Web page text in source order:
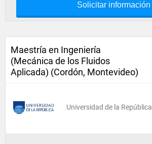
Solicitar información
Maestría en Ingeniería
(Mecánica de los Fluidos
Aplicada) (Cordón, Montevideo)
Universidad de la República